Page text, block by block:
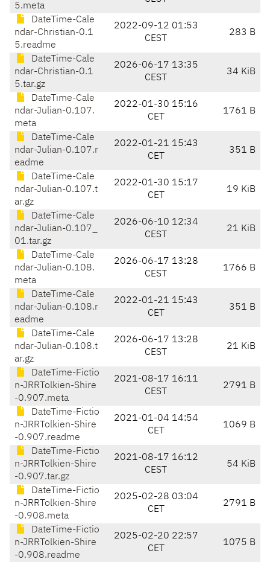
5.meta
DateTime-Cale
ndar-Christian-0.1
5.readme
2022-09-12 01:53
CEST
283 B
DateTime-Cale
ndar-Christian-0.1
5.tar.gz
2026-06-17 13:35
CEST
34 KiB
DateTime-Cale
ndar-Julian-0.107.
meta
2022-01-30 15:16
CET
1761 B
DateTime-Cale
ndar-Julian-0.107.r
eadme
2022-01-21 15:43
CET
351 B
DateTime-Cale
ndar-Julian-0.107.t
ar.gz
2022-01-30 15:17
CET
19 KiB
DateTime-Cale
ndar-Julian-0.107_
01.tar.gz
2026-06-10 12:34
CEST
21 KiB
DateTime-Cale
ndar-Julian-0.108.
meta
2026-06-17 13:28
CEST
1766 B
DateTime-Cale
ndar-Julian-0.108.r
eadme
2022-01-21 15:43
CET
351 B
DateTime-Cale
ndar-Julian-0.108.t
ar.gz
2026-06-17 13:28
CEST
21 KiB
DateTime-Fictio
n-JRRTolkien-Shire
-0.907.meta
2021-08-17 16:11
CEST
2791 B
DateTime-Fictio
n-JRRTolkien-Shire
-0.907.readme
2021-01-04 14:54
CET
1069 B
DateTime-Fictio
n-JRRTolkien-Shire
-0.907.tar.gz
2021-08-17 16:12
CEST
54 KiB
DateTime-Fictio
n-JRRTolkien-Shire
-0.908.meta
2025-02-28 03:04
CET
2791 B
DateTime-Fictio
n-JRRTolkien-Shire
-0.908.readme
2025-02-20 22:57
CET
1075 B